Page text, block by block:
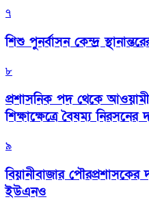
৭
শিশু পুনর্বাসন কেন্দ্র
৮
প্রশাসনিক পদ থেকে
শিক্ষাক্ষেত্রে বৈষম্য নিরসনের
৯
বিয়ানীবাজার পৌরপ্রশাসকের
ইউএনও